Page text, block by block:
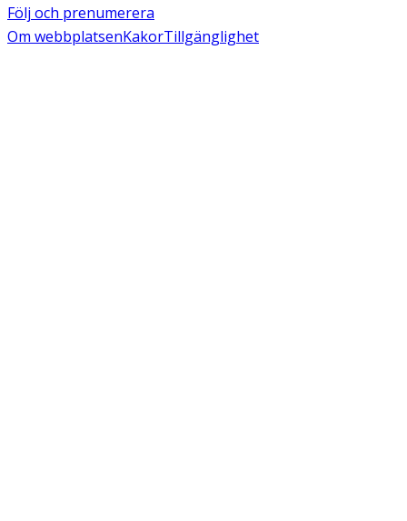
Följ och prenumerera
Om webbplatsenKakorTillgänglighet